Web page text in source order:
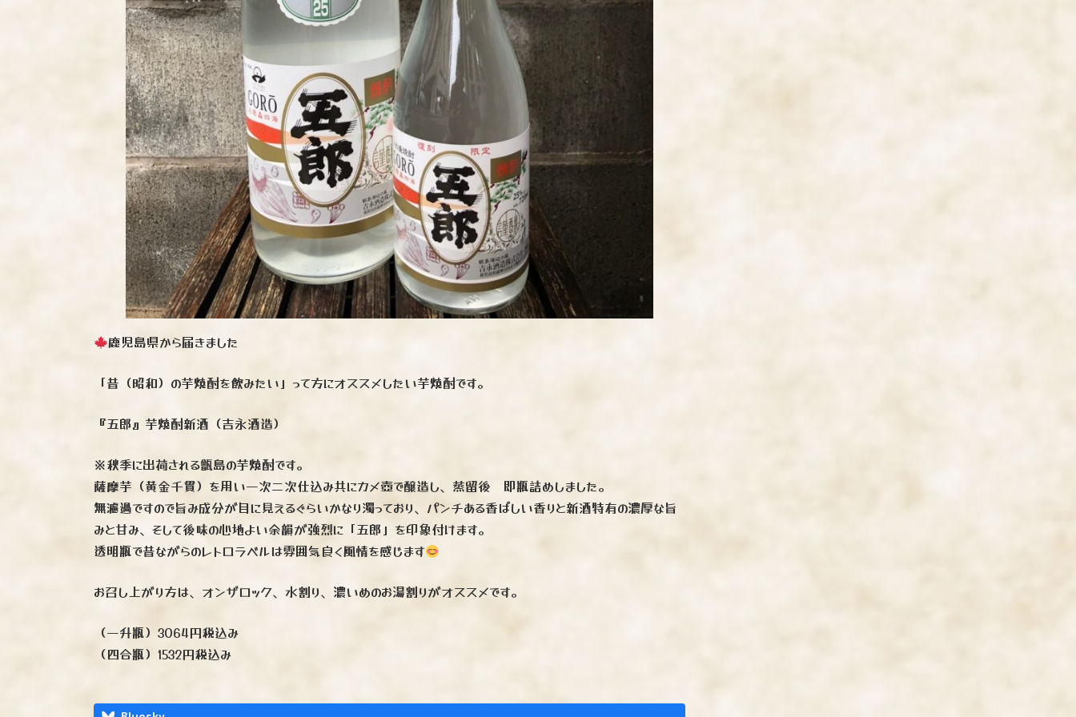
鹿児島県から届きました
「昔（昭和）の芋焼酎を飲みたい」って方にオススメしたい芋焼酎です。
『五郎』芋焼酎新酒（吉永酒造）
※秋季に出荷される甑島の芋焼酎です。
薩摩芋（黄金千貫）を用い一次二次仕込み共にカメ壺で醸造し、蒸留後 即瓶詰めしました。
無濾過ですので旨み成分が目に見えるぐらいかなり濁っており、パンチある香ばしい香りと新酒特有の濃厚な旨
みと甘み、そして後味の心地よい余韻が強烈に「五郎」を印象付けます。
透明瓶で昔ながらのレトロラベルは雰囲気良く風情を感じます
お召し上がり方は、オンザロック、水割り、濃いめのお湯割りがオススメです。
（一升瓶）3064円税込み
（四合瓶）1532円税込み